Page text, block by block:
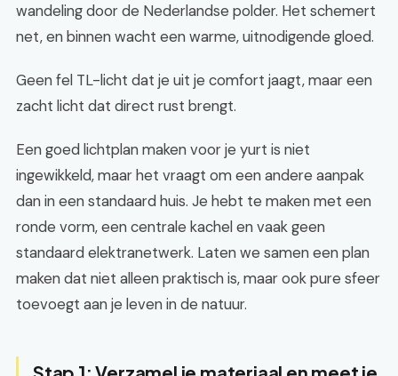
wandeling door de Nederlandse polder. Het schemert
net, en binnen wacht een warme, uitnodigende gloed.
Geen fel TL-licht dat je uit je comfort jaagt, maar een
zacht licht dat direct rust brengt.
Een goed lichtplan maken voor je yurt is niet
ingewikkeld, maar het vraagt om een andere aanpak
dan in een standaard huis. Je hebt te maken met een
ronde vorm, een centrale kachel en vaak geen
standaard elektranetwerk. Laten we samen een plan
maken dat niet alleen praktisch is, maar ook pure sfeer
toevoegt aan je leven in de natuur.